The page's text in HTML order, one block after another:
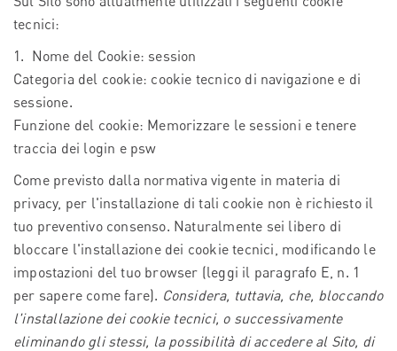
tecnici:
1. Nome del Cookie: session
Categoria del cookie: cookie tecnico di navigazione e di
sessione.
Funzione del cookie: Memorizzare le sessioni e tenere
traccia dei login e psw
Come previsto dalla normativa vigente in materia di
privacy, per l'installazione di tali cookie non è richiesto il
tuo preventivo consenso. Naturalmente sei libero di
bloccare l'installazione dei cookie tecnici, modificando le
impostazioni del tuo browser (leggi il paragrafo E, n. 1
per sapere come fare). Considera, tuttavia, che, bloccando
l'installazione dei cookie tecnici, o successivamente
eliminando gli stessi, la possibilità di accedere al Sito, di